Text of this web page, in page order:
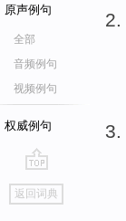
原声例句
全部
音频例句
视频例句
权威例句
go
top
返回词典